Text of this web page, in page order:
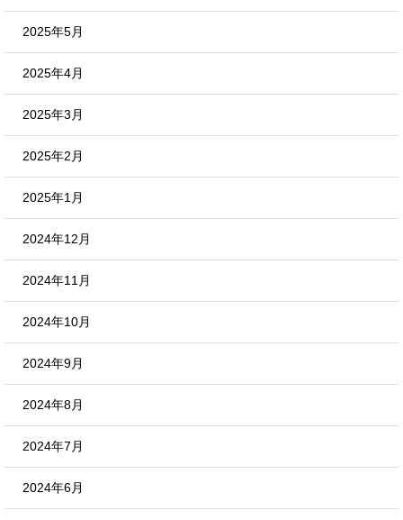
2025年5月
2025年4月
2025年3月
2025年2月
2025年1月
2024年12月
2024年11月
2024年10月
2024年9月
2024年8月
2024年7月
2024年6月